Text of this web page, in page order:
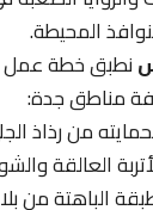
المحيطة.
نطبق خطة عمل
مناطق جدة:
من رذاذ
العالقة
الباهتة من